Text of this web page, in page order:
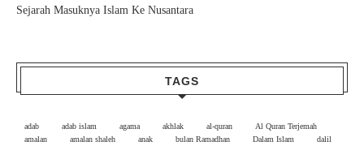
Sejarah Masuknya Islam Ke Nusantara
TAGS
adab adab islam agama akhlak al-quran
Al Quran Terjemah
amalan
amalan shaleh anak bulan Ramadhan Dalam Islam
dalil